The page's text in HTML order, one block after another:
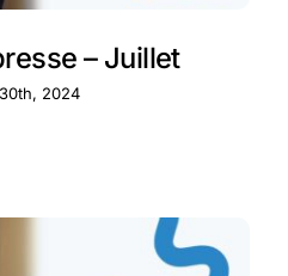
– Juillet
2024